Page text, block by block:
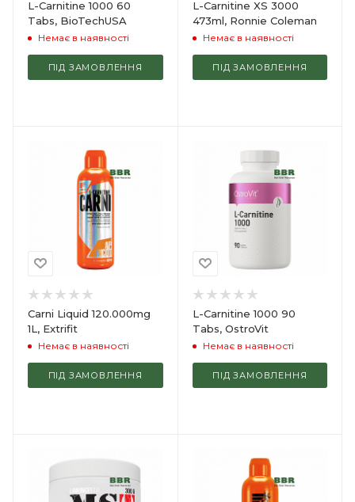
L-Carnitine 1000 60
Tabs, BioTechUSA
Немає в наявності
ПІД ЗАМОВЛЕННЯ
L-Carnitine XS 3000
473ml, Ronnie Coleman
Немає в наявності
ПІД ЗАМОВЛЕННЯ
Carni Liquid 120.000mg
1L, Extrifit
Немає в наявності
ПІД ЗАМОВЛЕННЯ
L-Carnitine 1000 90
Tabs, OstroVit
Немає в наявності
ПІД ЗАМОВЛЕННЯ